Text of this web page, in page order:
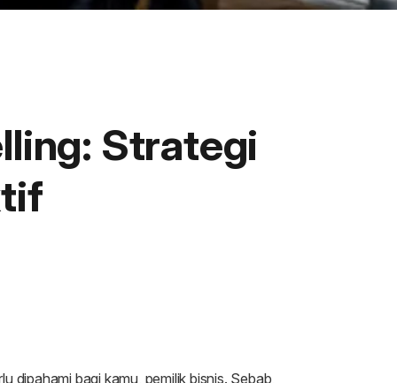
Strategi